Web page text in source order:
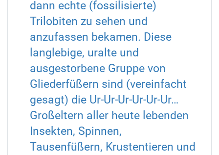
dann echte (fossilisierte)
Trilobiten zu sehen und
anzufassen bekamen. Diese
langlebige, uralte und
ausgestorbene Gruppe von
Gliederfüßern sind (vereinfacht
gesagt) die Ur-Ur-Ur-Ur-Ur-Ur…
Großeltern aller heute lebenden
Insekten, Spinnen,
Tausenfüßern, Krustentieren und